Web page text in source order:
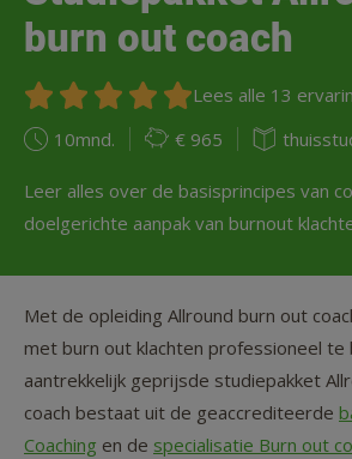
burn out coach
Lees alle 13
Leer alles over de basisprincipes van
doelgerichte aanpak van burnout
10mnd. € 965
Met de opleiding Allround burn out
met burn out klachten professioneel
aantrekkelijk geprijsde studiepakket
coach bestaat uit de geaccrediteerde
Coaching en de specialisatie Burn out